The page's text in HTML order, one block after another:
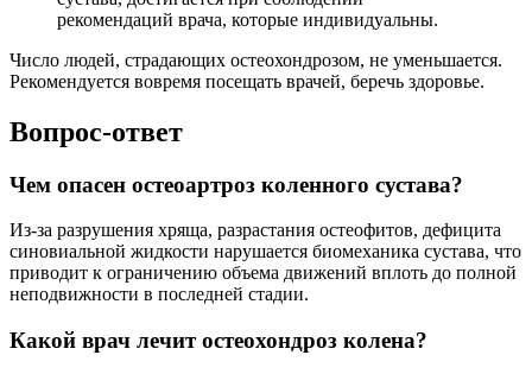
рекомендаций врача, которые индивидуальны.
Число людей, страдающих остеохондрозом, не уменьшается.
Рекомендуется вовремя посещать врачей, беречь здоровье.
Вопрос-ответ
Чем опасен остеоартроз коленного сустава?
Из-за разрушения хряща, разрастания остеофитов, дефицита
синовиальной жидкости нарушается биомеханика сустава, что
приводит к ограничению объема движений вплоть до полной
неподвижности в последней стадии.
Какой врач лечит остеохондроз колена?